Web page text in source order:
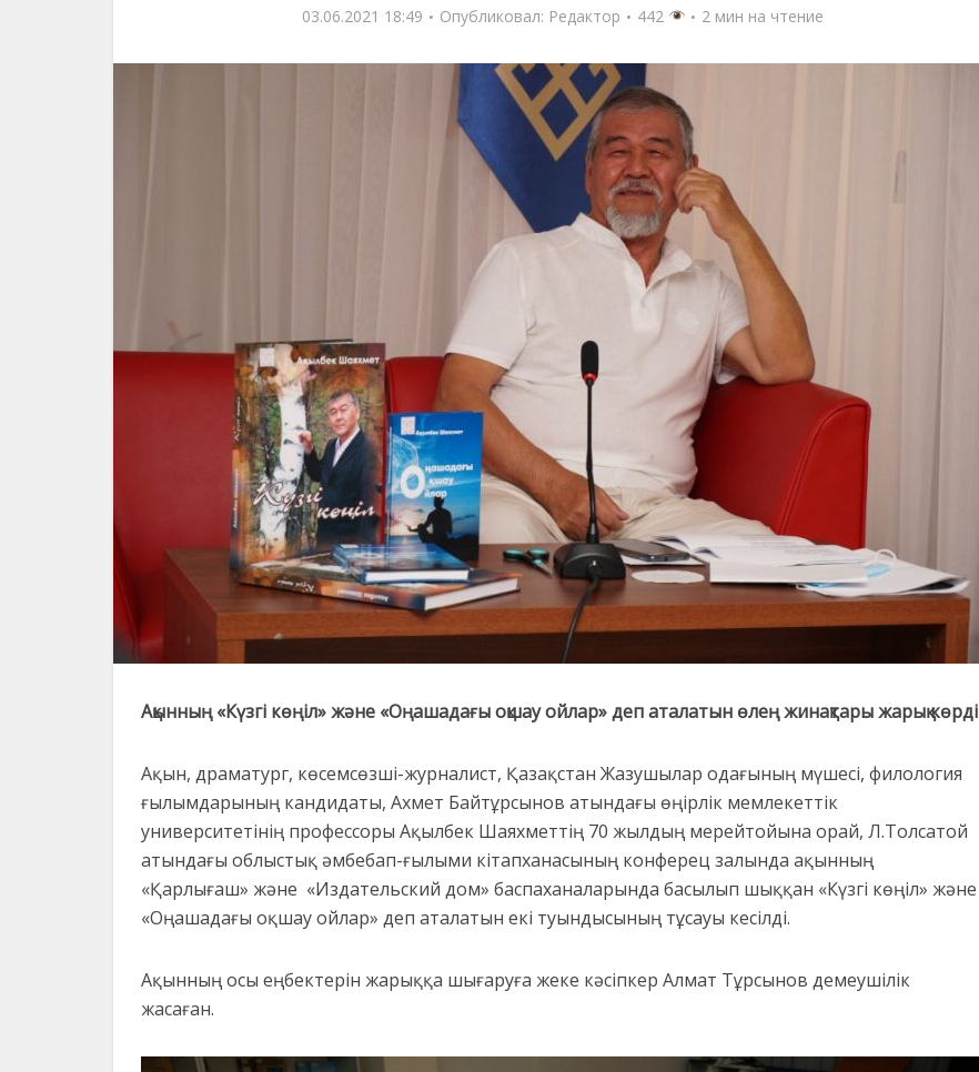
03.06.2021 18:49 Опубликовал: Редактор 442 2 мин на чтение
Ақынның «Күзгі көңіл» және «Оңашадағы оқшау ойлар» деп аталатын өлең жинақтары жарық көрді
Ақын, драматург, көсемсөзші-журналист, Қазақстан Жазушылар одағының мүшесі, филология
ғылымдарының кандидаты, Ахмет Байтұрсынов атындағы өңірлік мемлекеттік
университетінің профессоры Ақылбек Шаяхметтің 70 жылдың мерейтойына орай, Л.Толсатой
атындағы облыстық әмбебап-ғылыми кітапханасының конферец залында ақынның
«Қарлығаш» және «Издательский дом» баспаханаларында басылып шыққан «Күзгі көңіл» және
«Оңашадағы оқшау ойлар» деп аталатын екі туындысының тұсауы кесілді.
Ақынның осы еңбектерін жарыққа шығаруға жеке кәсіпкер Алмат Тұрсынов демеушілік
жасаған.